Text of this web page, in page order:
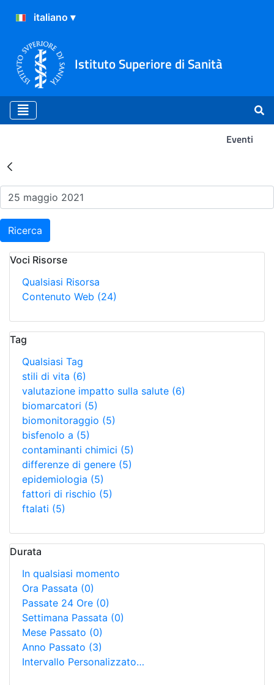
Istituto Superiore di Sanità
Eventi
Risultati della Ricerca -
Ricerca
Voci Risorse
Qualsiasi Risorsa
Contenuto Web (24)
Tag
Qualsiasi Tag
stili di vita (6)
valutazione impatto sulla salute (6)
biomarcatori (5)
biomonitoraggio (5)
bisfenolo a (5)
contaminanti chimici (5)
differenze di genere (5)
epidemiologia (5)
fattori di rischio (5)
ftalati (5)
Durata
In qualsiasi momento
Ora Passata (0)
Passate 24 Ore (0)
Settimana Passata (0)
Mese Passato (0)
Anno Passato (3)
Intervallo Personalizzato…